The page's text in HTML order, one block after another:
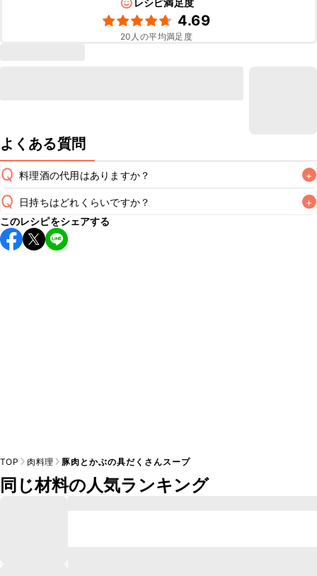
レシピ満足度
4.69
20 人の平均満足度
よくある質問
Q 料理酒の代用はありますか？ +
A
Q 日持ちはどれくらいですか？ +
保存期間は冷蔵で翌日中が目安です。なるべくお早めにお召
し上がりください。
このレシピをシェアする
TOP 肉料理 豚肉とかぶの具だくさんスープ
同じ材料の人気ランキング